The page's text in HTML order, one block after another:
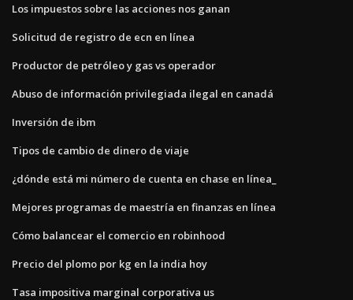
Los impuestos sobre las acciones nos ganan
Solicitud de registro de ecn en línea
Productor de petróleo y gas vs operador
Abuso de información privilegiada ilegal en canadá
Inversión de ibm
Tipos de cambio de dinero de viaje
¿dónde está mi número de cuenta en chase en línea_
Mejores programas de maestría en finanzas en línea
Cómo balancear el comercio en robinhood
Precio del plomo por kg en la india hoy
Tasa impositiva marginal corporativa us